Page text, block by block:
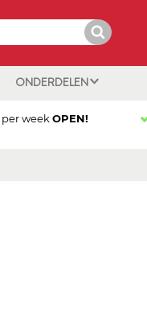
ONDERDELEN
per weekOPEN!